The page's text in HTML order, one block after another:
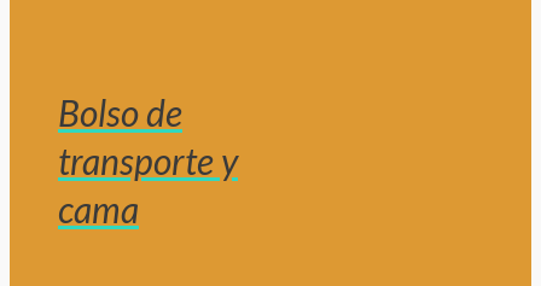
Bolso de
transporte y
cama